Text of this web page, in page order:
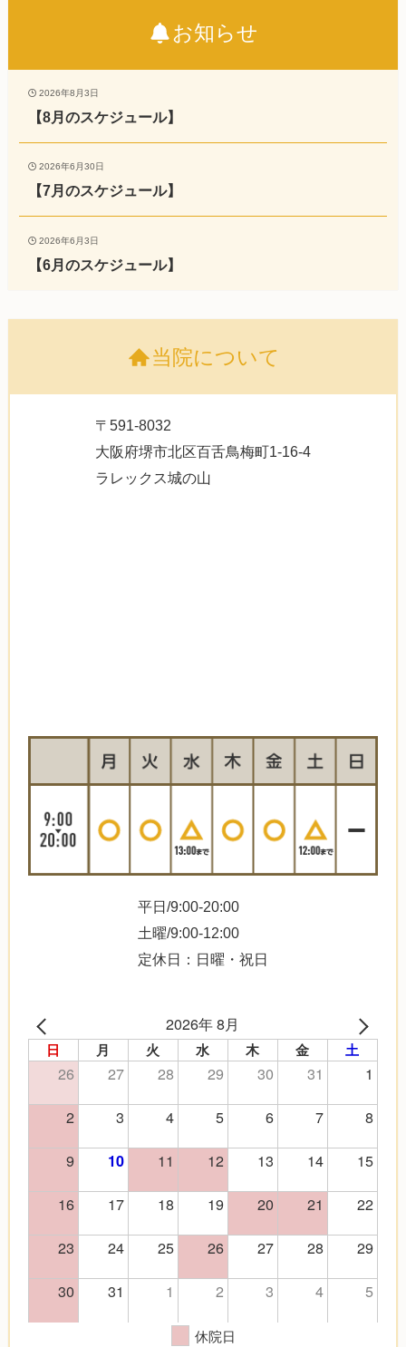
お知らせ
2026年8月3日
【8月のスケジュール】
2026年6月30日
【7月のスケジュール】
2026年6月3日
【6月のスケジュール】
当院について
〒591-8032
大阪府堺市北区百舌鳥梅町1-16-4
ラレックス城の山
平日/9:00-20:00
土曜/9:00-12:00
定休日：日曜・祝日
2026年 8月
日 月 火 水 木 金 土
26 27 28 29 30 31
1
2
3 4 5 6 7
8
9
10 11 12 13 14
15
16
17 18 19 20 21
22
23
24 25 26 27 28
29
30
31 1 2 3 4 5
休院日